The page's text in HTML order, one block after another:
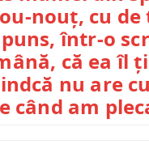
nouț, cu
într-o
că ea îl
nu are
când am